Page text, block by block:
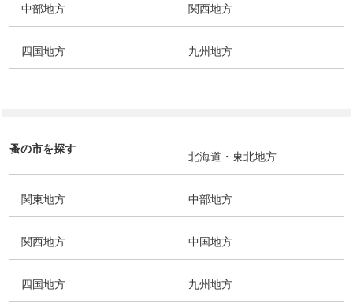
中部地方 関西地方
四国地方 九州地方
蚤の市を探す
北海道・東北地方
関東地方 中部地方
関西地方 中国地方
四国地方 九州地方